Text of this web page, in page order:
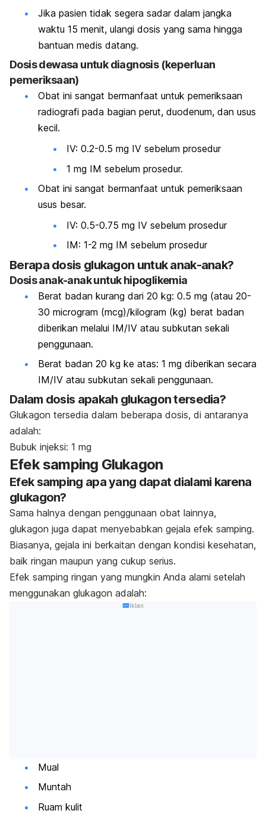
Jika pasien tidak segera sadar dalam jangka
waktu 15 menit, ulangi dosis yang sama hingga
bantuan medis datang.
Dosis dewasa untuk diagnosis (keperluan
pemeriksaan)
Obat ini sangat bermanfaat untuk pemeriksaan
radiografi pada bagian perut, duodenum, dan usus
kecil.
IV: 0.2-0.5 mg IV sebelum prosedur
1 mg IM sebelum prosedur.
Obat ini sangat bermanfaat untuk pemeriksaan
usus besar.
IV: 0.5-0.75 mg IV sebelum prosedur
IM: 1-2 mg IM sebelum prosedur
Berapa dosis glukagon untuk anak-anak?
Dosis anak-anak untuk hipoglikemia
Berat badan kurang dari 20 kg: 0.5 mg (atau 20-
30 microgram (mcg)/kilogram (kg) berat badan
diberikan melalui IM/IV atau subkutan sekali
penggunaan.
Berat badan 20 kg ke atas: 1 mg diberikan secara
IM/IV atau subkutan sekali penggunaan.
Dalam dosis apakah glukagon tersedia?
Glukagon tersedia dalam beberapa dosis, di antaranya
adalah:
Bubuk injeksi: 1 mg
Efek samping Glukagon
Efek samping apa yang dapat dialami karena
glukagon?
Sama halnya dengan penggunaan obat lainnya,
glukagon juga dapat menyebabkan gejala efek samping.
Biasanya, gejala ini berkaitan dengan kondisi kesehatan,
baik ringan maupun yang cukup serius.
Efek samping ringan yang mungkin Anda alami setelah
menggunakan glukagon adalah:
Iklan
Mual
Muntah
Ruam kulit